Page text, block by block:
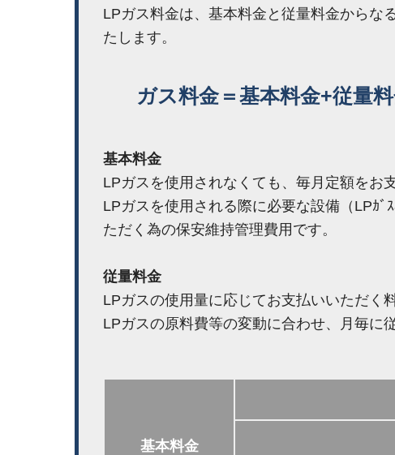
LPガス料金は、基本料金と従量料金からな
たします。
ガス料金＝基本料金+従量
基本料金
LPガスを使用されなくても、毎月定額をお
LPガスを使用される際に必要な設備（LPｶﾞ
ただく為の保安維持管理費用です。
従量料金
LPガスの使用量に応じてお支払いいただく料
LPガスの原料費等の変動に合わせ、月毎に
基本料金